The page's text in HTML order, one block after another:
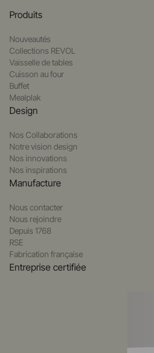
Produits
Nouveautés
Collections REVOL
Vaisselle de tables
Cuisson au four
Buffet
Mealplak
Design
Nos Collaborations
Notre vision design
Nos innovations
Nos inspirations
Manufacture
Nous contacter
Nous rejoindre
Depuis 1768
RSE
Fabrication française
Entreprise certifiée